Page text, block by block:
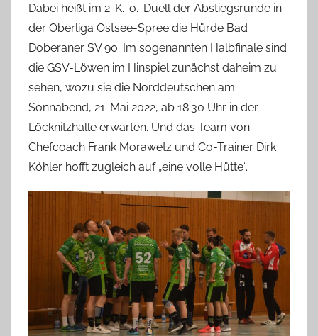
Dabei heißt im 2. K.-o.-Duell der Abstiegsrunde in
der Oberliga Ostsee-Spree die Hürde Bad
Doberaner SV 90. Im sogenannten Halbfinale sind
die GSV-Löwen im Hinspiel zunächst daheim zu
sehen, wozu sie die Norddeutschen am
Sonnabend, 21. Mai 2022, ab 18.30 Uhr in der
Löcknitzhalle erwarten. Und das Team von
Chefcoach Frank Morawetz und Co-Trainer Dirk
Köhler hofft zugleich auf „eine volle Hütte“.